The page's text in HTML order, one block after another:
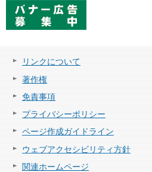
リンクについて
著作権
免責事項
プライバシーポリシー
ページ作成ガイドライン
ウェブアクセシビリティ方針
関連ホームページ